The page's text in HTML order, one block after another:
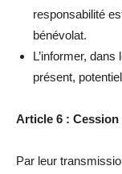
responsabilité
bénévolat.
L’informer,
présent,
Article 6 :
Par leur